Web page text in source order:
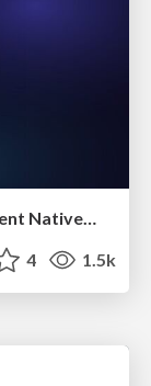
仕様書を書く前にハーネスを作る - Agent Native開発は「探索を速く、判定を固く」
4 1.5k